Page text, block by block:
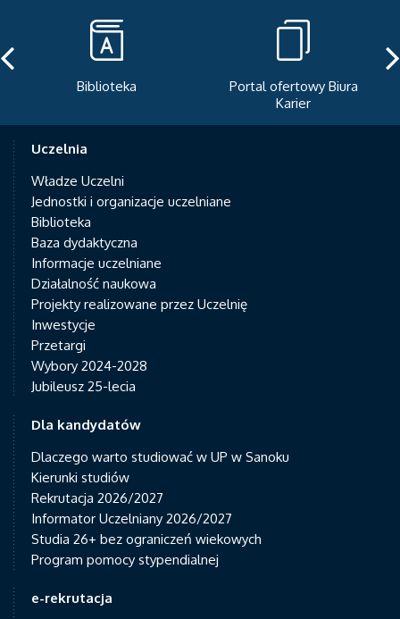
Portal ofertowy Biura
Newsletter
Uczelnia
Władze Uczelni
Jednostki i organizacje uczelniane
Biblioteka
Baza dydaktyczna
Informacje uczelniane
Działalność naukowa
Projekty realizowane przez Uczelnię
Inwestycje
Przetargi
Wybory 2024-2028
Jubileusz 25-lecia
Dla kandydatów
Dlaczego warto studiować w UP w Sanoku
Kierunki studiów
Rekrutacja 2026/2027
Informator Uczelniany 2026/2027
Studia 26+ bez ograniczeń wiekowych
Program pomocy stypendialnej
e-rekrutacja